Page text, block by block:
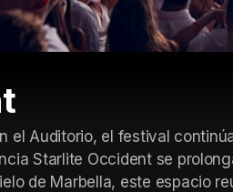
Starlite Occident se
de Marbella, este espacio